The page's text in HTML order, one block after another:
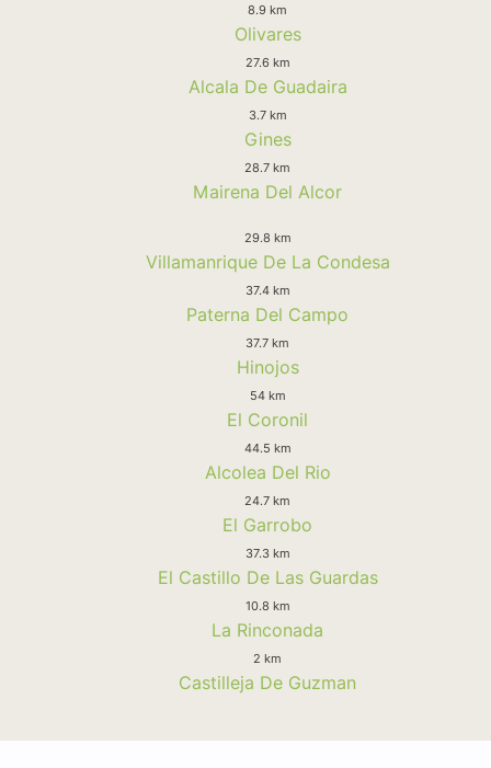
8.9 km
Olivares
27.6 km
Alcala De Guadaira
3.7 km
Gines
28.7 km
Mairena Del Alcor
29.8 km
Villamanrique De La Condesa
37.4 km
Paterna Del Campo
37.7 km
Hinojos
54 km
El Coronil
44.5 km
Alcolea Del Rio
24.7 km
El Garrobo
37.3 km
El Castillo De Las Guardas
10.8 km
La Rinconada
2 km
Castilleja De Guzman